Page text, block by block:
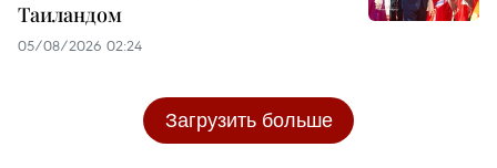
Таиландом
05/08/2026 02:24
Загрузить больше